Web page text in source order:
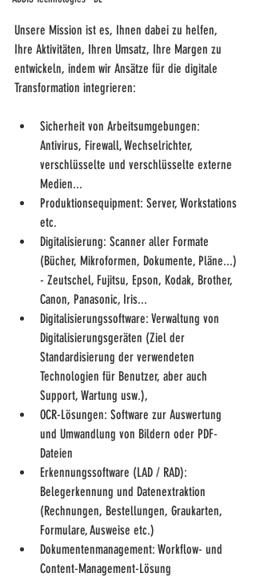
Unsere Mission ist es, Ihnen dabei zu helfen,
Ihre Aktivitäten, Ihren Umsatz, Ihre Margen zu
entwickeln, indem wir Ansätze für die digitale
Transformation integrieren:
Sicherheit von Arbeitsumgebungen:
Antivirus, Firewall, Wechselrichter,
verschlüsselte und verschlüsselte externe
Medien...
Produktionsequipment: Server, Workstations
etc.
Digitalisierung: Scanner aller Formate
(Bücher, Mikroformen, Dokumente, Pläne...)
- Zeutschel, Fujitsu, Epson, Kodak, Brother,
Canon, Panasonic, Iris...
Digitalisierungssoftware: Verwaltung von
Digitalisierungsgeräten (Ziel der
Standardisierung der verwendeten
Technologien für Benutzer, aber auch
Support, Wartung usw.),
OCR-Lösungen: Software zur Auswertung
und Umwandlung von Bildern oder PDF-
Dateien
Erkennungssoftware (LAD / RAD):
Belegerkennung und Datenextraktion
(Rechnungen, Bestellungen, Graukarten,
Formulare, Ausweise etc.)
Dokumentenmanagement: Workflow- und
Content-Management-Lösung